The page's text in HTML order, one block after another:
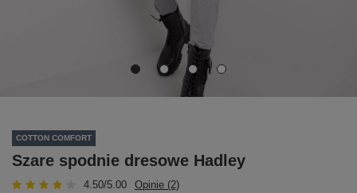
COTTON COMFORT
Szare spodnie dresowe Hadley
4.50/5.00 Opinie (2)